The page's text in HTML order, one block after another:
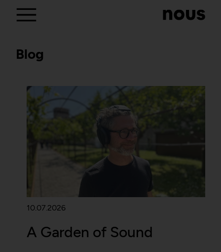
Blog
10.07.2026
A Garden of Sound